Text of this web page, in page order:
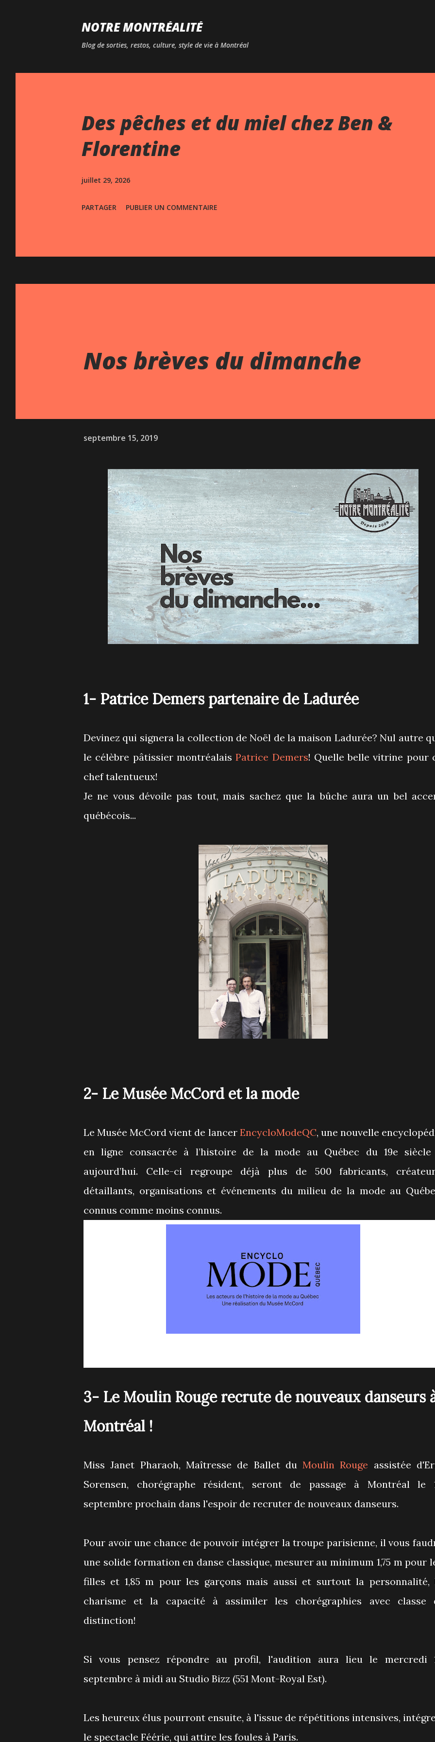
NOTRE MONTRÉALITÉ
Blog de sorties, restos, culture, style de vie à Montréal
Des pêches et du miel chez Ben &
Florentine
juillet 29, 2026
PARTAGER PUBLIER UN COMMENTAIRE
Nos brèves du dimanche
septembre 15, 2019
1- Patrice Demers partenaire de Ladurée
Devinez qui signera la collection de Noël de la maison Ladurée? Nul autre
le célèbre pâtissier montréalaisPatrice Demers! Quelle belle vitrine pour
chef talentueux!
Je ne vous dévoile pas tout, mais sachez que la bûche aura un bel
québécois...
2- Le Musée McCord et la mode
Le Musée McCord vient de lancer EncycloModeQC, une nouvelle
en ligne consacrée à l’histoire de la mode au Québec du 19e
aujourd’hui. Celle-ci regroupe déjà plus de 500 fabricants,
détaillants, organisations et événements du milieu de la mode au
connus comme moins connus.
3- Le Moulin Rouge recrute de nouveaux danseurs
Montréal !
Miss Janet Pharaoh, Maîtresse de Ballet duMoulin Rouge assistée
Sorensen, chorégraphe résident, seront de passage à Montréal le
septembre prochain dans l'espoir de recruter de nouveaux danseurs.
Pour avoir une chance de pouvoir intégrer la troupe parisienne, il vous
une solide formation en danse classique, mesurer au minimum 1,75 m pour
filles et 1,85 m pour les garçons mais aussi et surtout la personnalité,
charisme et la capacité à assimiler les chorégraphies avec classe
distinction!
Si vous pensez répondre au profil, l'audition aura lieu le mercredi
septembre à midi au Studio Bizz (551 Mont-Royal Est).
Les heureux élus pourront ensuite, à l'issue de répétitions intensives,
le spectacle Féérie, qui attire les foules à Paris.